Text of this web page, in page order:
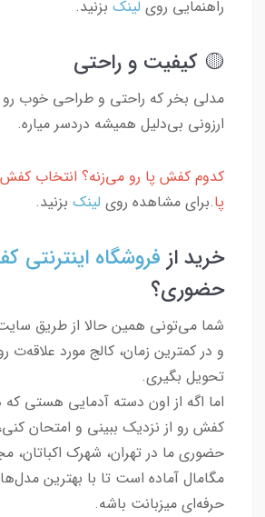
راهنمایی روی لینک بزنید.
🟡 کیفیت و راحتی
مدلی بخر که راحتی و طراحی خوب رو
ارزونی بی‌دلیل همیشه دردسر میاره.
کدوم کفش پا رو می‌زنه؟ انتخاب
پا.برای مشاهده روی لینک بزنید.
خرید از فروشگاه اینترنتی
حضوری؟
شما می‌تونی همین حالا از طریق
و در کمترین زمان، کالج مورد علاقه‌ت
تحویل بگیری.
اما اگه از اون دسته آدمایی هستی
کفش رو از نزدیک ببینی و امتحان
حضوری ما در تهران، شهرک اکباتان،
مگامال آماده است تا با بهترین
حرفه‌ای میزبانت باشه.